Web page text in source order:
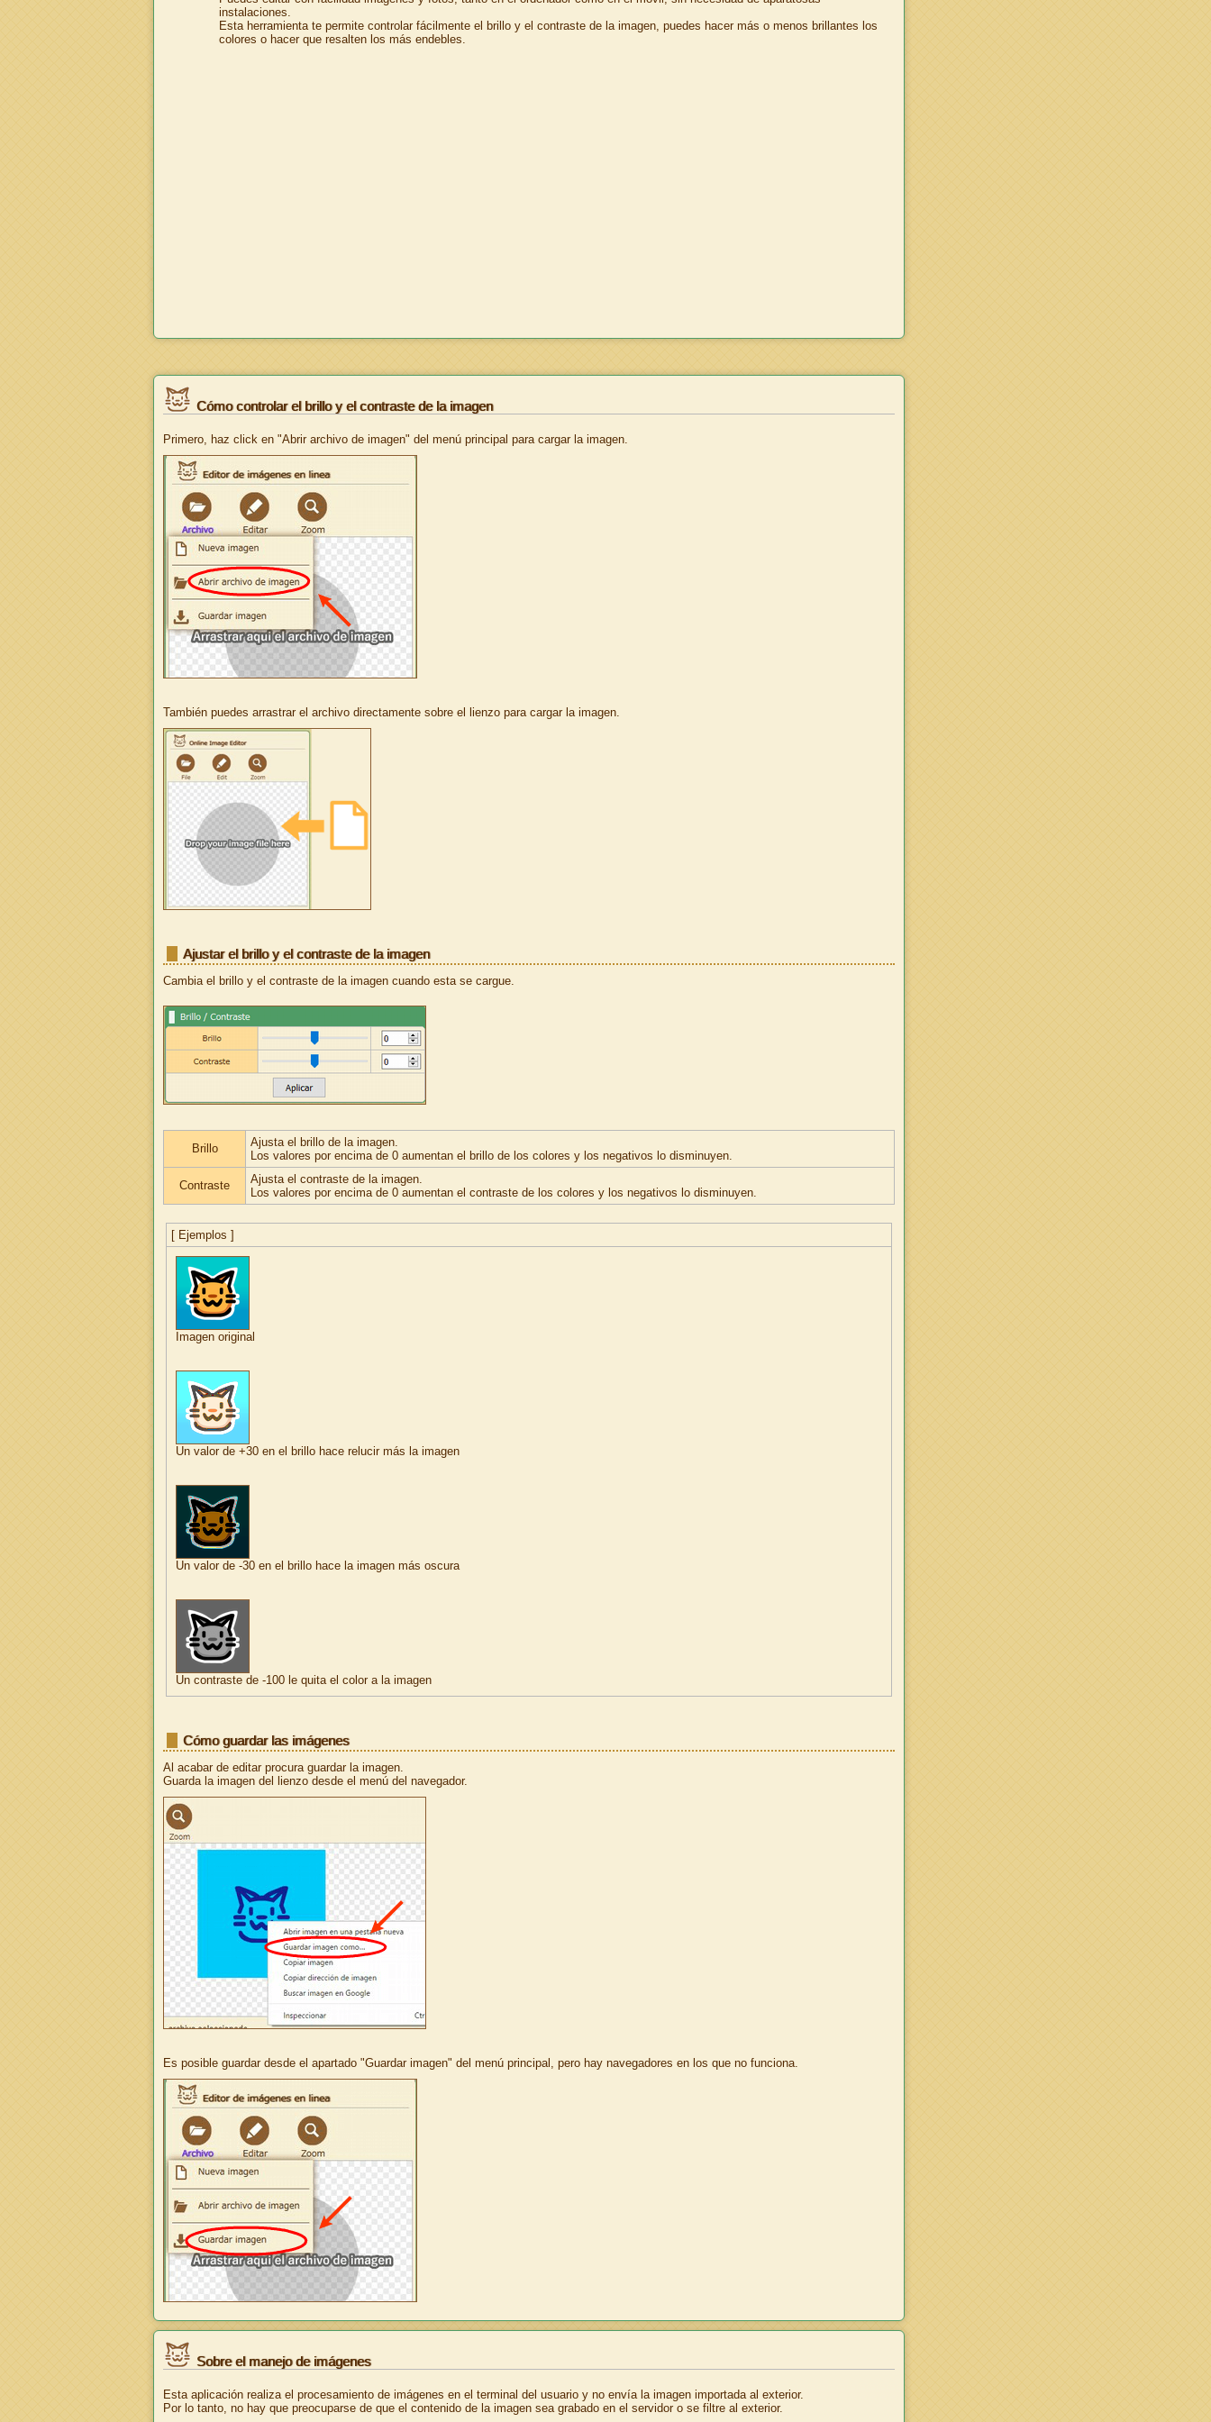
Cómo controlar el brillo y el contraste de la imagen
Primero, haz click en "Abrir archivo de imagen" del menú principal para cargar la imagen.
También puedes arrastrar el archivo directamente sobre el lienzo para cargar la imagen.
Ajustar el brillo y el contraste de la imagen
Cambia el brillo y el contraste de la imagen cuando esta se cargue.
Brillo
Ajusta el brillo de la imagen.
Los valores por encima de 0 aumentan el brillo de los colores y los negativos lo disminuyen.
Contraste
Ajusta el contraste de la imagen.
Los valores por encima de 0 aumentan el contraste de los colores y los negativos lo disminuyen.
[ Ejemplos ]
Imagen original
Un valor de +30 en el brillo hace relucir más la imagen
Un valor de -30 en el brillo hace la imagen más oscura
Un contraste de -100 le quita el color a la imagen
Cómo guardar las imágenes
Al acabar de editar procura guardar la imagen.
Guarda la imagen del lienzo desde el menú del navegador.
Es posible guardar desde el apartado "Guardar imagen" del menú principal, pero hay navegadores en los que no funciona.
Sobre el manejo de imágenes
Esta aplicación realiza el procesamiento de imágenes en el terminal del usuario y no envía la imagen importada al exterior.
Por lo tanto, no hay que preocuparse de que el contenido de la imagen sea grabado en el servidor o se filtre al exterior.
instalaciones.
Esta herramienta te permite controlar fácilmente el brillo y el contraste de la imagen, puedes hacer más o menos brillantes los
colores o hacer que resalten los más endebles.